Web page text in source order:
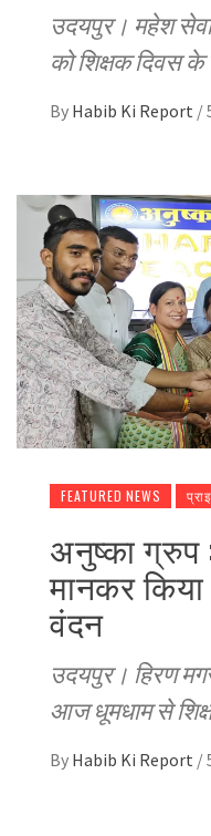
उदयपुर। महेश
को शिक्षक दिवस के
By Habib Ki Report /
FEATURED NEWS
अनुष्का ग्रुप
मानकर किया
वंदन
उदयपुर। हिरण
आज धूमधाम से
By Habib Ki Report /